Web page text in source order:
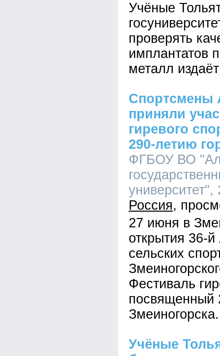
Учёные
проверять
имплантатов
металл
Спортсмены
приняли
гиревого
290-летию
ФГБОУ ВО
Россия
27 июня в
открытия 36-
сельских
Фестиваль
посвященный
Змеиногорска.
Учёные